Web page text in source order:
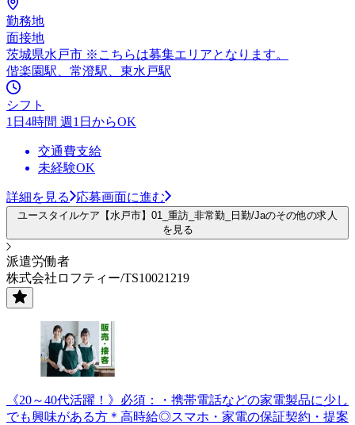
勤務地
面接地
茨城県水戸市 ※こちらは募集エリアとなります。
偕楽園駅、常澄駅、東水戸駅
シフト
1日4時間 週1日からOK
交通費支給
未経験OK
詳細を見る 応募画面に進む
ユースタイルケア【水戸市】01_重訪_非常勤_日勤/Jaのその他の求人
を見る
派遣労働者
株式会社ロフティー/TS10021219
《20～40代活躍！》必須：・携帯電話などの家電製品に少し
でも興味がある方＊高時給◎スマホ・家電の保証契約・提案